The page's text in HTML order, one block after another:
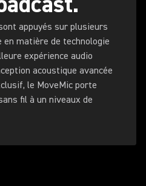
appuyés sur plusieurs
matière de technologie
expérience audio
acoustique avancée
le MoveMic porte
fil à un niveaux de